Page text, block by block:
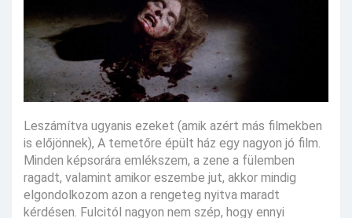
Leszámítva ugyanis ezeket (amik azért más filmekben
is előjönnek), A temetőre épült ház egy nagyon jó film.
Minden képsorára emlékszem, a zene a fülemben
ragadt, valamint amikor eszembe jut, akkor mindig
elgondolkozom azon a rengeteg nyitva maradt
kérdésen. Fulcitól nagyon nem szép, hogy ennyi